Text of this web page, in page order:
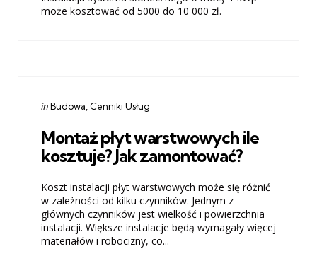
może kosztować od 5000 do 10 000 zł.
Categories
Posted
inBudowa Cenniki Usług
Montaż płyt warstwowych ile
kosztuje? Jak zamontować?
Koszt instalacji płyt warstwowych może się różnić
w zależności od kilku czynników. Jednym z
głównych czynników jest wielkość i powierzchnia
instalacji. Większe instalacje będą wymagały więcej
materiałów i robocizny, co...